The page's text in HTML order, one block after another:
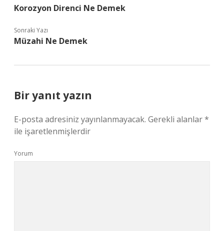
Korozyon Direnci Ne Demek
Sonraki Yazı
Müzahi Ne Demek
Bir yanıt yazın
E-posta adresiniz yayınlanmayacak. Gerekli alanlar*
ile işaretlenmişlerdir
Yorum